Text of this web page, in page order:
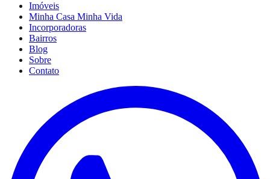
Imóveis
Minha Casa Minha Vida
Incorporadoras
Bairros
Blog
Sobre
Contato